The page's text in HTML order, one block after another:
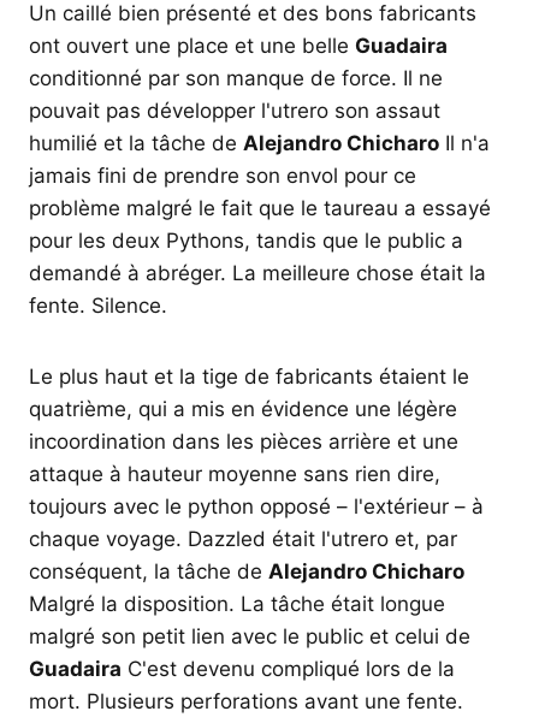
Un caillé bien présenté et des bons fabricants
ont ouvert une place et une belle Guadaira
conditionné par son manque de force. Il ne
pouvait pas développer l'utrero son assaut
humilié et la tâche de Alejandro Chicharo Il n'a
jamais fini de prendre son envol pour ce
problème malgré le fait que le taureau a essayé
pour les deux Pythons, tandis que le public a
demandé à abréger. La meilleure chose était la
fente. Silence.
Le plus haut et la tige de fabricants étaient le
quatrième, qui a mis en évidence une légère
incoordination dans les pièces arrière et une
attaque à hauteur moyenne sans rien dire,
toujours avec le python opposé – l'extérieur – à
chaque voyage. Dazzled était l'utrero et, par
conséquent, la tâche de Alejandro Chicharo
Malgré la disposition. La tâche était longue
malgré son petit lien avec le public et celui de
Guadaira C'est devenu compliqué lors de la
mort. Plusieurs perforations avant une fente.